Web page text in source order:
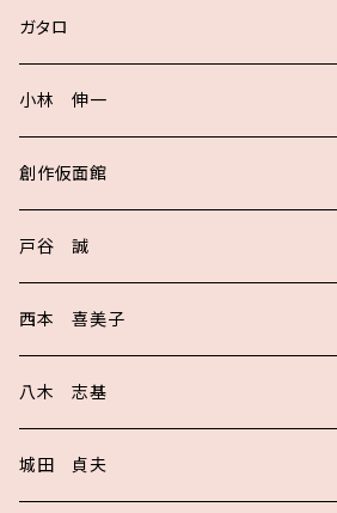
ガタロ
小林 伸一
創作仮面館
戸谷 誠
西本 喜美子
八木 志基
城田 貞夫